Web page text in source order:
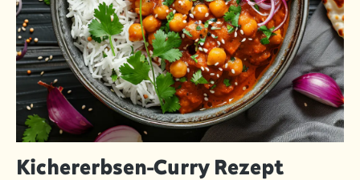
Kichererbsen-Curry Rezept